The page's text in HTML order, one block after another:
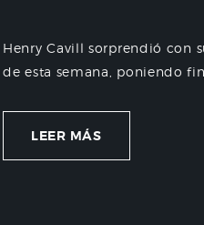
Henry Cavill sorprendió con
de esta semana, poniendo
LEER MÁS